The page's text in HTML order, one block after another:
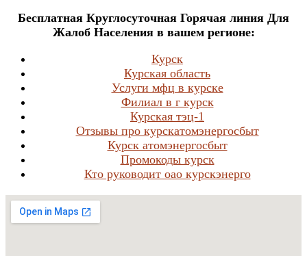
Бесплатная Круглосуточная Горячая линия Для
Жалоб Населения в вашем регионе:
Курск
Курская область
Услуги мфц в курске
Филиал в г курск
Курская тэц-1
Отзывы про курскатомэнергосбыт
Курск атомэнергосбыт
Промокоды курск
Кто руководит оао курскэнерго